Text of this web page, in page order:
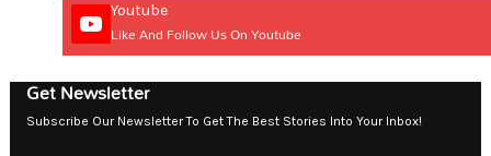
Youtube
Like And Follow Us On Youtube
Get Newsletter
Subscribe Our Newsletter To Get The Best Stories Into Your Inbox!